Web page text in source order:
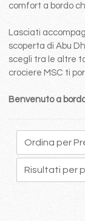
comfort a bordo
Lasciati
scoperta di Abu
scegli tra le altre
crociere MSC ti
Benvenuto a